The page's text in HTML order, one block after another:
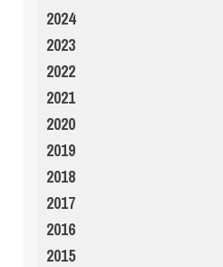
2024
2023
2022
2021
2020
2019
2018
2017
2016
2015